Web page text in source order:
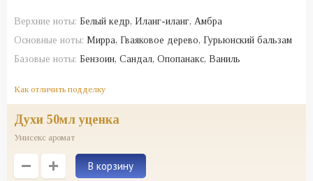
Как отличить подделку
Верхние ноты: Белый кедр, Иланг-иланг, Амбра
Основные ноты: Мирра, Гваяковое дерево, Гурьюнский бальзам
Базовые ноты: Бензоин, Сандал, Опопанакс, Ваниль
духи 50мл уценка
Унисекс аромат